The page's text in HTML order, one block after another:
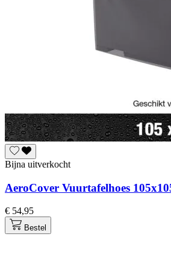
Bijna uitverkocht
AeroCover Vuurtafelhoes
€ 54,95
Bestel